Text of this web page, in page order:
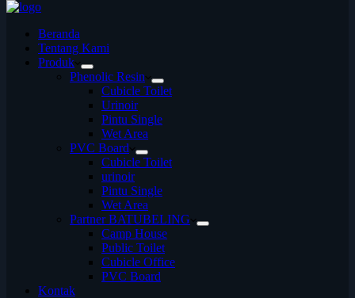
Beranda
Tentang Kami
Produk
Phenolic Resin
Cubicle Toilet
Urinoir
Pintu Single
Wet Area
PVC Board
Cubicle Toilet
urinoir
Pintu Single
Wet Area
Partner BATUBELING
Camp House
Public Toilet
Cubicle Office
PVC Board
Kontak